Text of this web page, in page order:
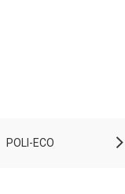
POLI-ECO